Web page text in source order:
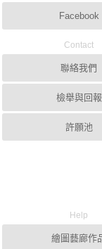
Facebook
Contact
聯絡我們
檢舉與回報
許願池
Help
繪圖藝廊作